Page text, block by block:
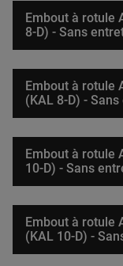
Embout à rotule
8-D) - Sans
Embout à rotule
(KAL 8-D) -
Embout à rotule
10-D) - Sans
Embout à rotule
(KAL 10-D) -